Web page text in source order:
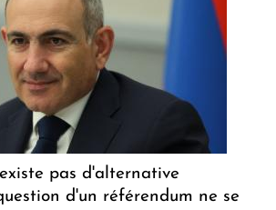
pas d'alternative
d'un référendum ne se